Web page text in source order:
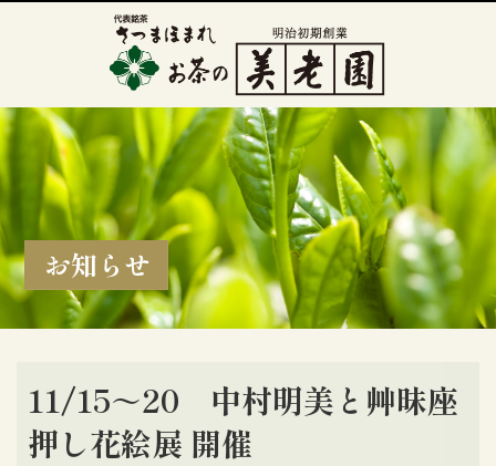
お知らせ
11/15～20 中村明美と艸昧座
押し花絵展 開催